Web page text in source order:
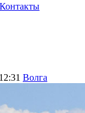
Контакты
Волга